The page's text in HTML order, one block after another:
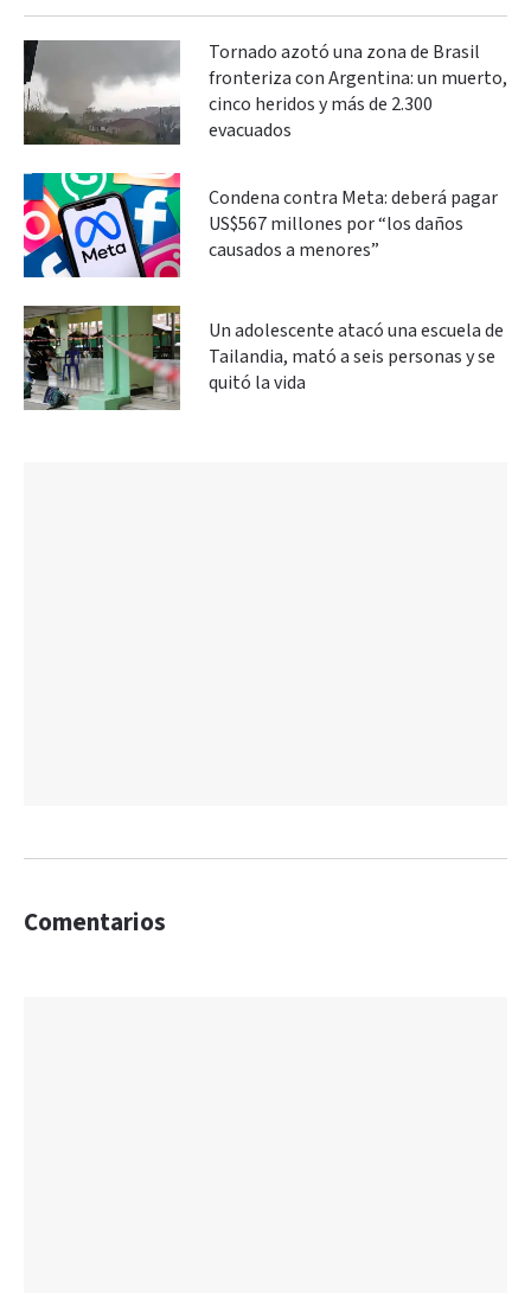
Tornado azotó una zona de Brasil
fronteriza con Argentina: un muerto,
cinco heridos y más de 2.300
evacuados
Condena contra Meta: deberá pagar
US$567 millones por “los daños
causados a menores”
Un adolescente atacó una escuela de
Tailandia, mató a seis personas y se
quitó la vida
Comentarios